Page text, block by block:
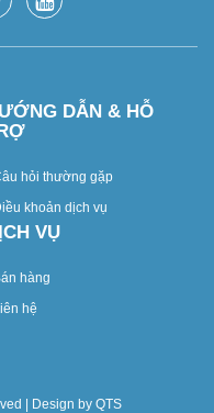
DẪN & HỖ
hỏi thường gặp
khoản dịch vụ
VỤ
hàng
hệ
| Design by QTS